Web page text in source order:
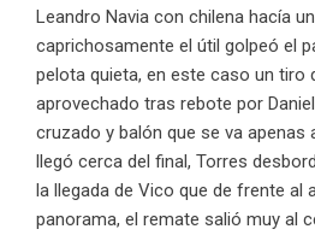
Leandro Navia con chilena hacía
caprichosamente el útil golpeó el
pelota quieta, en este caso un tiro
aprovechado tras rebote por
cruzado y balón que se va apenas
llegó cerca del final, Torres
la llegada de Vico que de frente al
panorama, el remate salió muy al